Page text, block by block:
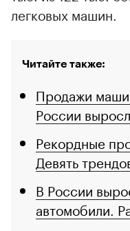
легковых машин.
Читайте также:
Продажи
России
Рекордные
Девять
В России
автомобили.